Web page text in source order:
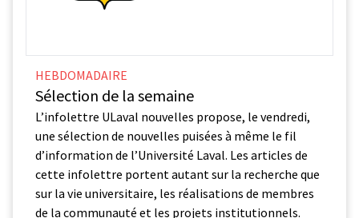
HEBDOMADAIRE
Sélection de la semaine
L’infolettre ULaval nouvelles propose, le vendredi,
une sélection de nouvelles puisées à même le fil
d’information de l’Université Laval. Les articles de
cette infolettre portent autant sur la recherche que
sur la vie universitaire, les réalisations de membres
de la communauté et les projets institutionnels.